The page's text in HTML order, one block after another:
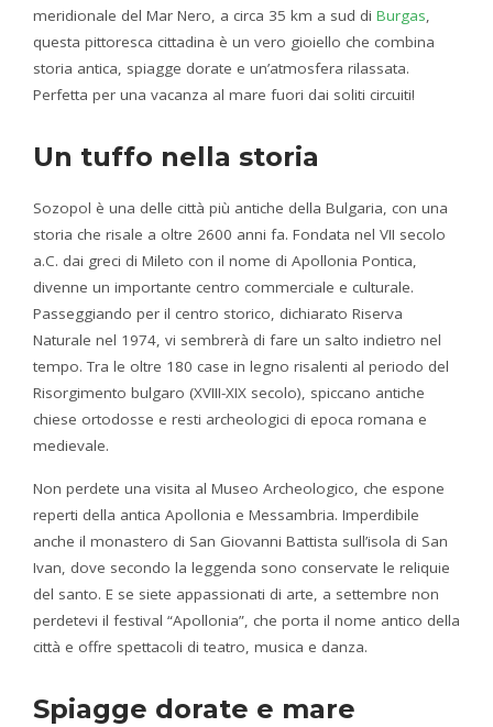
meridionale del Mar Nero, a circa 35 km a sud di Burgas,
questa pittoresca cittadina è un vero gioiello che combina
storia antica, spiagge dorate e un’atmosfera rilassata.
Perfetta per una vacanza al mare fuori dai soliti circuiti!
Un tuffo nella storia
Sozopol è una delle città più antiche della Bulgaria, con una
storia che risale a oltre 2600 anni fa. Fondata nel VII secolo
a.C. dai greci di Mileto con il nome di Apollonia Pontica,
divenne un importante centro commerciale e culturale.
Passeggiando per il centro storico, dichiarato Riserva
Naturale nel 1974, vi sembrerà di fare un salto indietro nel
tempo. Tra le oltre 180 case in legno risalenti al periodo del
Risorgimento bulgaro (XVIII-XIX secolo), spiccano antiche
chiese ortodosse e resti archeologici di epoca romana e
medievale.
Non perdete una visita al Museo Archeologico, che espone
reperti della antica Apollonia e Messambria. Imperdibile
anche il monastero di San Giovanni Battista sull’isola di San
Ivan, dove secondo la leggenda sono conservate le reliquie
del santo. E se siete appassionati di arte, a settembre non
perdetevi il festival “Apollonia”, che porta il nome antico della
città e offre spettacoli di teatro, musica e danza.
Spiagge dorate e mare